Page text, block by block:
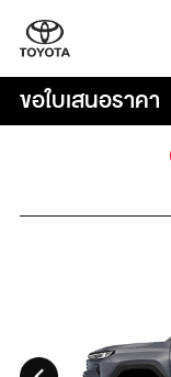
ขอใบเสนอราคา